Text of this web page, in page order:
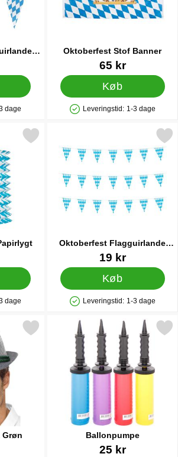
På lager
dage
Oktoberfest Stof Banner
Varenr 1553465 kr
Køb
Produkttilgængelighed: På lager
Leveringstid: 1-3 dage
På lager
dage
Cylinder Papirlygt som favorit
Oktoberfest Flagguirlande
Lille
Varenr 4372319 kr
Køb
Produkttilgængelighed: På lager
Leveringstid: 1-3 dage
Markér oktoberfest
Grøn
Grå & Grøn som favorit
Ballonpumpe
25 kr
Markér